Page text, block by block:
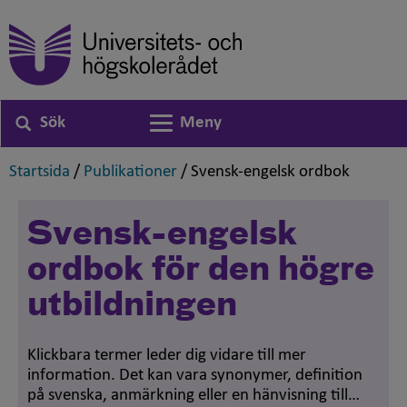
Sök
Växla navigering
Meny
Startsida ,
/ Publikationer ,
/ Svensk-engelsk ordbok
Svensk-engelsk
ordbok för den högre
utbildningen
Klickbara termer leder dig vidare till mer
information. Det kan vara synonymer, definition
på svenska, anmärkning eller en hänvisning till